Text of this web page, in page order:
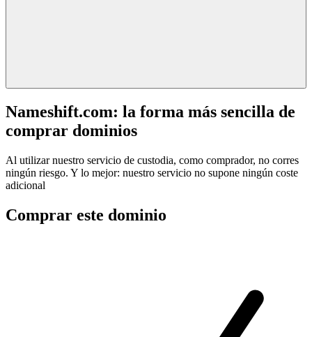
Nameshift.com: la forma más sencilla de
comprar dominios
Al utilizar nuestro servicio de custodia, como comprador, no corres
ningún riesgo. Y lo mejor: nuestro servicio no supone ningún coste
adicional
Comprar este dominio